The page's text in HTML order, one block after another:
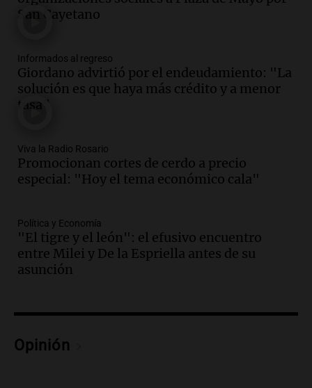
de julio será menor al 2,9% registrado
en CABA
Episodios
Audio.El Senado provincial establece
protocolo contra ciberbullying y
grooming en escuelas de Salta
Audio.Desayuno ideal: nutrición
personalizada y diversidad para romper
el ayuno nocturno
Episodios
Audio. Altas Cumbres: rescataron a una
cabra que llevaba ocho días atrapada en
un precipicio
ante la detención y deportación en
San Cayetano
Informados al regreso
Giordano advirtió por el endeudamiento: "La
solución es que haya más crédito y a menor
tasa"
Viva la Radio Rosario
Promocionan cortes de cerdo a precio
especial: "Hoy el tema económico cala"
Política y Economía
"El tigre y el león": el efusivo encuentro
entre Milei y De la Espriella antes de su
asunción
Opinión